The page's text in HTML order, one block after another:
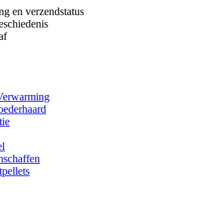
en verzendstatus